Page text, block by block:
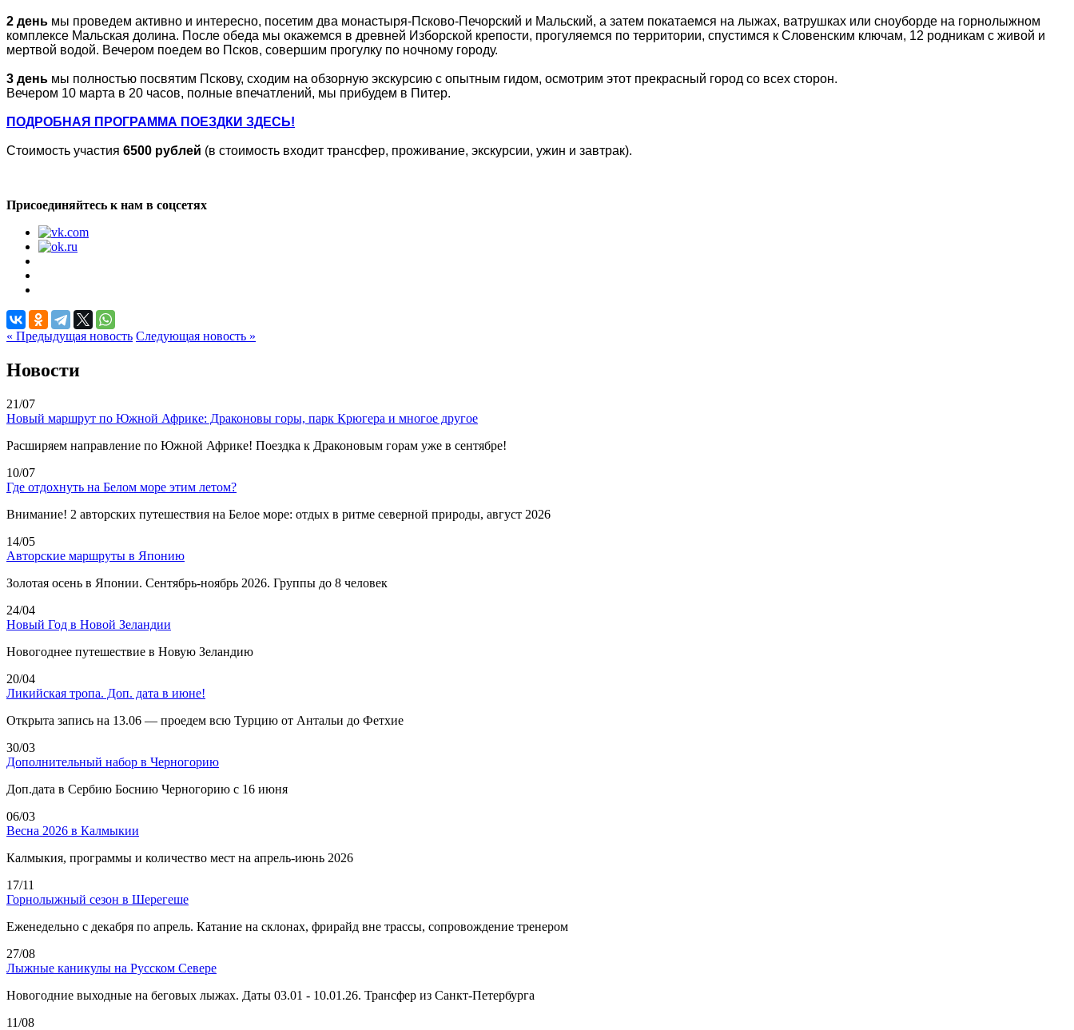
2 день мы проведем активно и интересно, посетим два монастыря-Псково-Печорский и Мальский, а затем покатаемся на лыжах, ватрушках или сноуборде на горнолыжном
комплексе Мальская долина. После обеда мы окажемся в древней Изборской крепости, прогуляемся по территории, спустимся к Словенским ключам, 12 родникам с живой и
мертвой водой. Вечером поедем во Псков, совершим прогулку по ночному городу.
3 день мы полностью посвятим Пскову, сходим на обзорную экскурсию с опытным гидом, осмотрим этот прекрасный город со всех сторон.
Вечером 10 марта в 20 часов, полные впечатлений, мы прибудем в Питер.
ПОДРОБНАЯ ПРОГРАММА ПОЕЗДКИ ЗДЕСЬ!
Стоимость участия 6500 рублей (в стоимость входит трансфер, проживание, экскурсии, ужин и завтрак).
Присоединяйтесь к нам в соцсетях
« Предыдущая новость Следующая новость »
Новости
21/07
Новый маршрут по Южной Африке: Драконовы горы, парк Крюгера и многое другое
Расширяем направление по Южной Африке! Поездка к Драконовым горам уже в сентябре!
10/07
Где отдохнуть на Белом море этим летом?
Внимание! 2 авторских путешествия на Белое море: отдых в ритме северной природы, август 2026
14/05
Авторские маршруты в Японию
Золотая осень в Японии. Сентябрь-ноябрь 2026. Группы до 8 человек
24/04
Новый Год в Новой Зеландии
Новогоднее путешествие в Новую Зеландию
20/04
Ликийская тропа. Доп. дата в июне!
Открыта запись на 13.06 — проедем всю Турцию от Антальи до Фетхие
30/03
Дополнительный набор в Черногорию
Доп.дата в Сербию Боснию Черногорию с 16 июня
06/03
Весна 2026 в Калмыкии
Калмыкия, программы и количество мест на апрель-июнь 2026
17/11
Горнолыжный сезон в Шерегеше
Еженедельно с декабря по апрель. Катание на склонах, фрирайд вне трассы, сопровождение тренером
27/08
Лыжные каникулы на Русском Севере
Новогодние выходные на беговых лыжах. Даты 03.01 - 10.01.26. Трансфер из Санкт-Петербурга
11/08